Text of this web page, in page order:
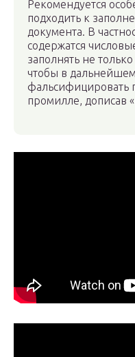
Рекомендуется
подходить к
документа. В
содержатся
заполнять не
чтобы в
фальсифицировать
промилле, дописав